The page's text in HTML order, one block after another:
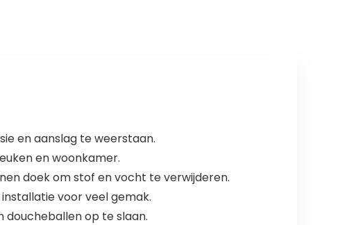
en aanslag te weerstaan.
en woonkamer.
doek om stof en vocht te verwijderen.
voor veel gemak.
doucheballen op te slaan.